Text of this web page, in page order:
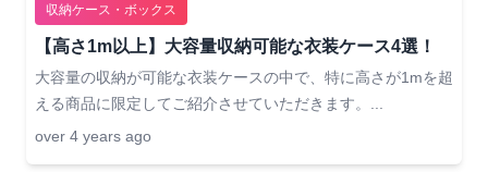
収納ケース・ボックス
【高さ1m以上】大容量収納可能な衣装ケース4選！
大容量の収納が可能な衣装ケースの中で、特に高さが1mを超
える商品に限定してご紹介させていただきます。...
over 4 years ago